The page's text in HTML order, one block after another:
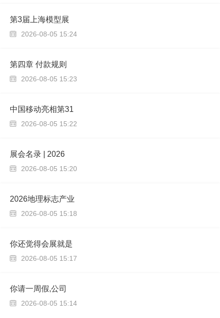
第3届上海模型展
 2026-08-05 15:24
第四章 付款规则
 2026-08-05 15:23
中国移动亮相第31
 2026-08-05 15:22
展会名录 | 2026
 2026-08-05 15:20
2026地理标志产业
 2026-08-05 15:18
你还觉得会展就是
 2026-08-05 15:17
你请一周假,公司
 2026-08-05 15:14